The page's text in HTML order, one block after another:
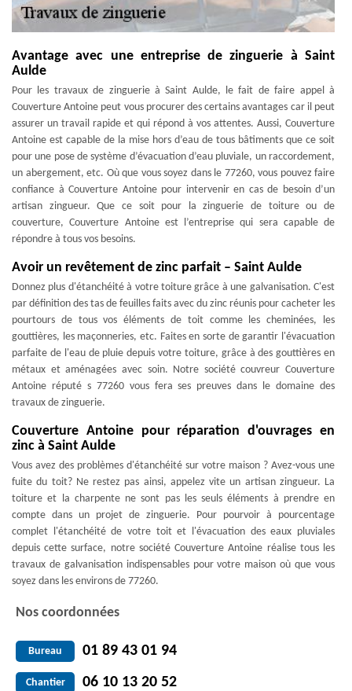
Avantage avec une entreprise de zinguerie à Saint
Aulde
Pour les travaux de zinguerie à Saint Aulde, le fait de faire appel à
Couverture Antoine peut vous procurer des certains avantages car il peut
assurer un travail rapide et qui répond à vos attentes. Aussi, Couverture
Antoine est capable de la mise hors d’eau de tous bâtiments que ce soit
pour une pose de système d’évacuation d’eau pluviale, un raccordement,
un abergement, etc. Où que vous soyez dans le 77260, vous pouvez faire
confiance à Couverture Antoine pour intervenir en cas de besoin d’un
artisan zingueur. Que ce soit pour la zinguerie de toiture ou de
couverture, Couverture Antoine est l’entreprise qui sera capable de
répondre à tous vos besoins.
Avoir un revêtement de zinc parfait – Saint Aulde
Donnez plus d'étanchéité à votre toiture grâce à une galvanisation. C'est
par définition des tas de feuilles faits avec du zinc réunis pour cacheter les
pourtours de tous vos éléments de toit comme les cheminées, les
gouttières, les maçonneries, etc. Faites en sorte de garantir l'évacuation
parfaite de l'eau de pluie depuis votre toiture, grâce à des gouttières en
métaux et aménagées avec soin. Notre société couvreur Couverture
Antoine réputé s 77260 vous fera ses preuves dans le domaine des
travaux de zinguerie.
Couverture Antoine pour réparation d'ouvrages en
zinc à Saint Aulde
Vous avez des problèmes d'étanchéité sur votre maison ? Avez-vous une
fuite du toit? Ne restez pas ainsi, appelez vite un artisan zingueur. La
toiture et la charpente ne sont pas les seuls éléments à prendre en
compte dans un projet de zinguerie. Pour pourvoir à pourcentage
complet l'étanchéité de votre toit et l'évacuation des eaux pluviales
depuis cette surface, notre société Couverture Antoine réalise tous les
travaux de galvanisation indispensables pour votre maison où que vous
soyez dans les environs de 77260.
Nos coordonnées
Bureau 01 89 43 01 94
Chantier 06 10 13 20 52